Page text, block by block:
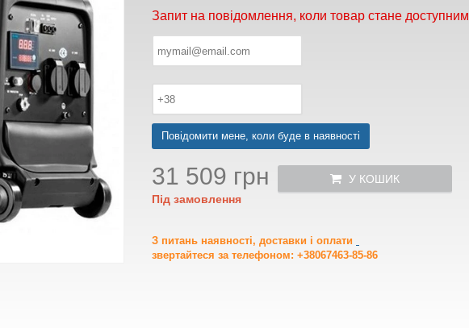
Запит на повідомлення, коли товар стане доступним
Повідомити мене, коли буде в наявності
31 509 грн
Під замовлення
У КОШИК
З питань наявності, доставки і оплати
звертайтеся за телефоном: +38067463-85-86